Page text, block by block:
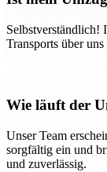
Selbstverständlich!
Transports über
Wie läuft der
Unser Team
sorgfältig ein und
und zuverlässig.